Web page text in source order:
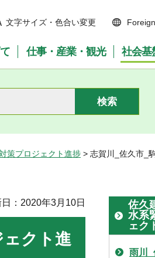
文字サイズ・色合い変更
仕事・産業・観光 社会基
策プロジェクト進捗 > 志賀川_佐久市_
：2020年3月10日
クト進
佐久
水系
ェク
雨川_